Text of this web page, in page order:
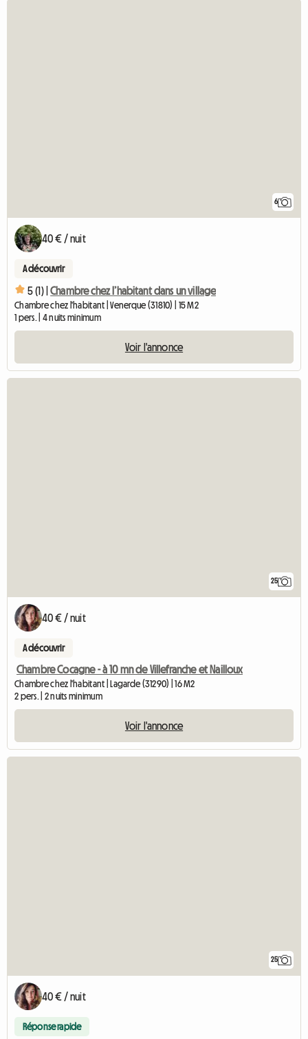
6
40 € / nuit
A découvrir
5 (1) | Chambre chez l’habitant dans un village
Chambre chez l'habitant | Venerque (31810) | 15 M2
1 pers. | 4 nuits minimum
Voir l'annonce
25
40 € / nuit
A découvrir
Chambre Cocagne - à 10 mn de Villefranche et Nailloux
Chambre chez l'habitant | Lagarde (31290) | 16 M2
2 pers. | 2 nuits minimum
Voir l'annonce
25
40 € / nuit
Réponse rapide